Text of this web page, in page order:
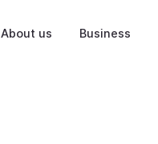
About us Business